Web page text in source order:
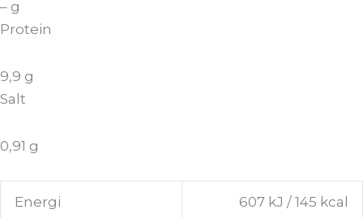
– g
Protein
9,9 g
Salt
0,91 g
Energi 607 kJ / 145 kcal